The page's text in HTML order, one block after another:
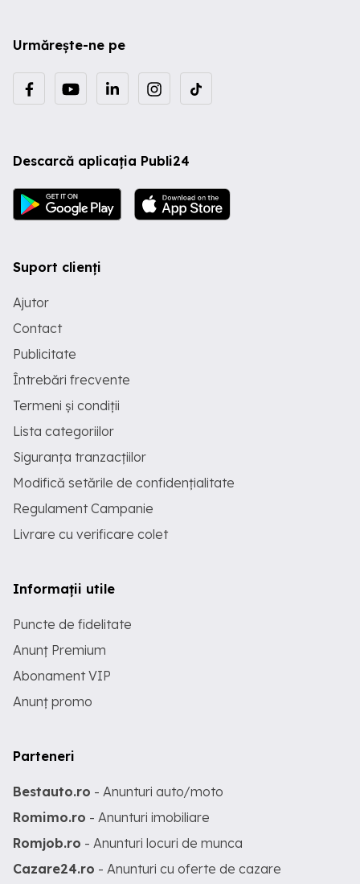
Urmărește-ne pe
Descarcă aplicația Publi24
Suport clienți
Ajutor
Contact
Publicitate
Întrebări frecvente
Termeni și condiții
Lista categoriilor
Siguranța tranzacțiilor
Modifică setările de confidențialitate
Regulament Campanie
Livrare cu verificare colet
Informații utile
Puncte de fidelitate
Anunț Premium
Abonament VIP
Anunț promo
Parteneri
Bestauto.ro - Anunturi auto/moto
Romimo.ro - Anunturi imobiliare
Romjob.ro - Anunturi locuri de munca
Cazare24.ro - Anunturi cu oferte de cazare